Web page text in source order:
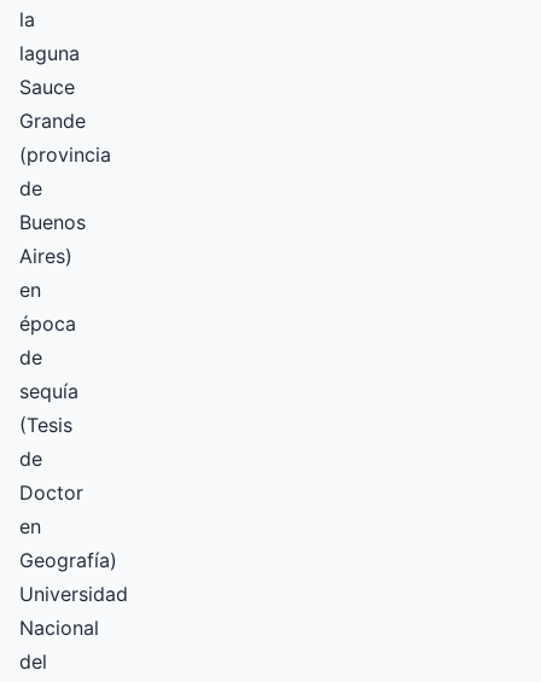
la
laguna
Sauce
Grande
(provincia
de
Buenos
Aires)
en
época
de
sequía
(Tesis
de
Doctor
en
Geografía)
Universidad
Nacional
del